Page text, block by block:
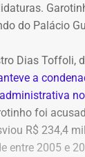
do Palácio
Dias Toffoli,
a
foi
R$ 234,4
entre 2005 e